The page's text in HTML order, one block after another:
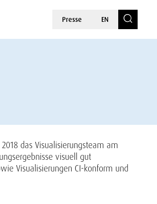
Presse EN
das Visualisierungsteam am
visuell gut
Visualisierungen CI-konform und